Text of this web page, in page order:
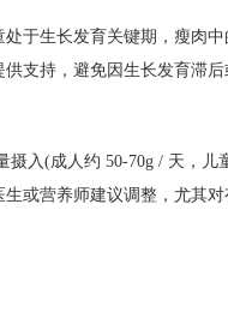
生长发育关键期，瘦肉中
支持，避免因生长发育滞后
(成人约 50-70g / 天，儿
或营养师建议调整，尤其